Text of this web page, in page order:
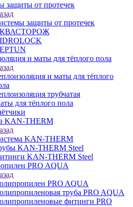
защиты от протечек
защиты от протечек
и маты для тёплого пола
и маты для тёплого
трубчатая
для тёплого пола
KAN-THERM
KAN-THERM
KAN-THERM Steel
KAN-THERM Steel
PRO AQUA
PRO AQUA
труба PRO AQUA
фитинги PRO